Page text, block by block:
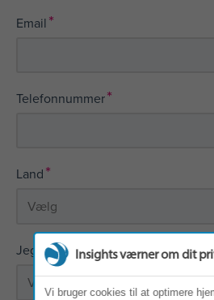
Email*
Telefonnummer*
Land*
Jeg er interesseret i:*
Insights værner om dit
Vi bruger cookies til at optimere